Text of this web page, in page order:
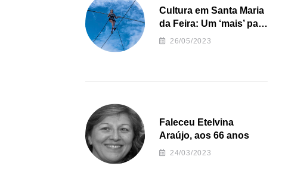
Cultura em Santa Maria
da Feira: Um ‘mais’ para
o Concelho
26/05/2023
Faleceu Etelvina
Araújo, aos 66 anos
24/03/2023